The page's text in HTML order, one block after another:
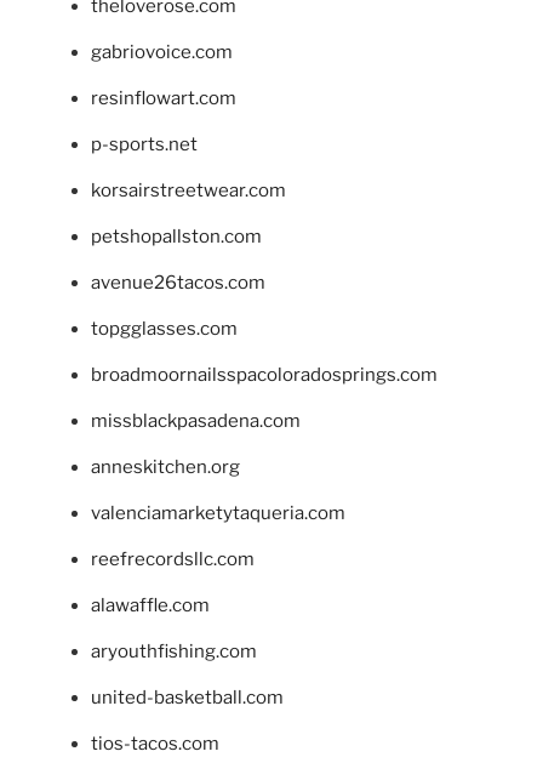
theloverose.com
gabriovoice.com
resinflowart.com
p-sports.net
korsairstreetwear.com
petshopallston.com
avenue26tacos.com
topgglasses.com
broadmoornailsspacoloradosprings.com
missblackpasadena.com
anneskitchen.org
valenciamarketytaqueria.com
reefrecordsllc.com
alawaffle.com
aryouthfishing.com
united-basketball.com
tios-tacos.com